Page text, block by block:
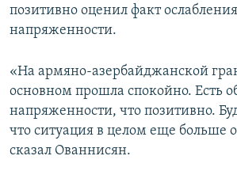
позитивно оценил факт ослабления
напряженности.
«На армяно-азербайджанской
основном прошла спокойно. Есть
напряженности, что позитивно.
что ситуация в целом еще больше
сказал Ованнисян.